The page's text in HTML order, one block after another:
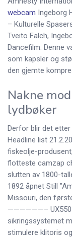
webcam Ingeborg
– Kulturelle
Tveito Falch,
Dancefilm. Denne
som kapsler og
den gjemte
Nakne
lydbøker
Derfor blir det
Headline list
fiskeolje-
flotteste camzap
slutten av 1800-
1892 åpnet Still
Missouri, den
——————– UX550
sikringssystemet
stimulere klitoris